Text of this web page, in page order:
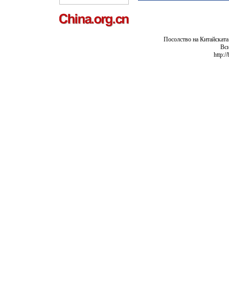
Посолство на
http://